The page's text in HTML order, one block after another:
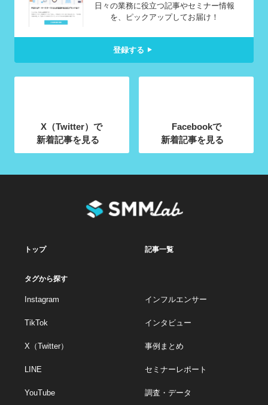
日々の業務に役立つ記事やセミナー情報
を、ピックアップしてお届け！
登録する
X（Twitter）で
新着記事を見る
Facebookで
新着記事を見る
トップ 記事一覧
タグから探す
Instagram
TikTok
X（Twitter）
LINE
YouTube
インフルエンサー
インタビュー
事例まとめ
セミナーレポート
調査・データ